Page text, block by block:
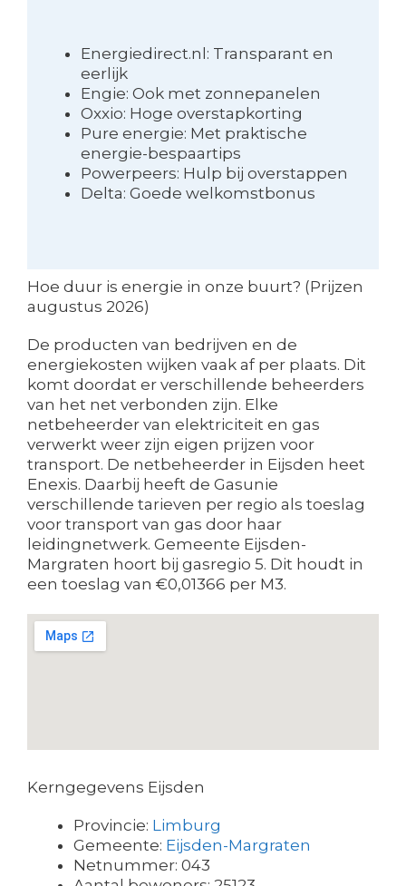
Energiedirect.nl: Transparant en
eerlijk
Engie: Ook met zonnepanelen
Oxxio: Hoge overstapkorting
Pure energie: Met praktische
energie-bespaartips
Powerpeers: Hulp bij overstappen
Delta: Goede welkomstbonus
Hoe duur is energie in onze buurt? (Prijzen
augustus 2026)
De producten van bedrijven en de
energiekosten wijken vaak af per plaats. Dit
komt doordat er verschillende beheerders
van het net verbonden zijn. Elke
netbeheerder van elektriciteit en gas
verwerkt weer zijn eigen prijzen voor
transport. De netbeheerder in Eijsden heet
Enexis. Daarbij heeft de Gasunie
verschillende tarieven per regio als toeslag
voor transport van gas door haar
leidingnetwerk. Gemeente Eijsden-
Margraten hoort bij gasregio 5. Dit houdt in
een toeslag van €0,01366 per M3.
Kerngegevens Eijsden
Provincie: Limburg
Gemeente: Eijsden-Margraten
Netnummer: 043